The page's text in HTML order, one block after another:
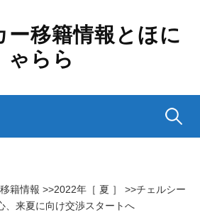
ー移籍情報とほに
ゃらら
検
籍情報 >>2022年［ 夏 ］ >>チェルシー
、来夏に向け交渉スタートへ